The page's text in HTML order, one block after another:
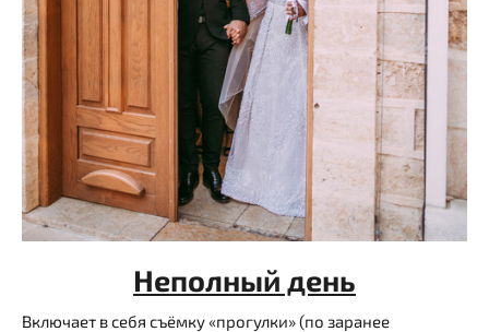
Неполный день
Включает в себя съёмку «прогулки» (по заранее